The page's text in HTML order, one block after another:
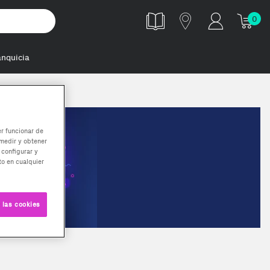
0
funcionar de
y obtener
y
en cualquier
cookies